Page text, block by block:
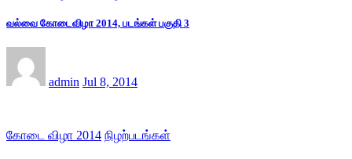
வல்வை கோடைவிழா 2014, படங்கள் பகுதி 3
admin Jul 8, 2014
கோடை விழா 2014 நிழற்படங்கள்